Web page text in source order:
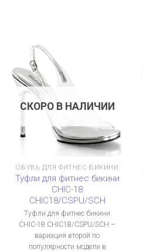
СКОРО В НАЛИЧИИ
ОБУВЬ ДЛЯ ФИТНЕС-БИКИНИ
Туфли для фитнес бикини
CHIC-18
CHIC18/CSPU/SCH
Туфли для фитнес бикини
CHIC-18 CHIC18/CSPU/SCH –
вариация второй по
популярности модели в